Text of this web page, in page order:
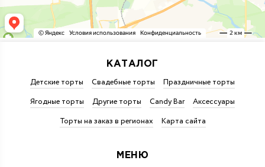
КАТАЛОГ
Детские торты Свадебные торты
Праздничные торты
Ягодные торты
Другие торты Candy Bar
Аксессуары
Торты на заказ в регионах
Карта сайта
МЕНЮ